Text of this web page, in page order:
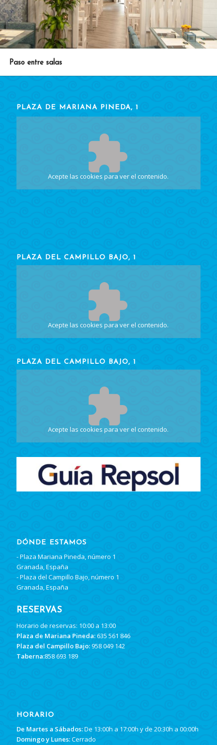
Paso entre salas
PLAZA DE MARIANA PINEDA, 1
Acepte las cookiespara ver el contenido.
PLAZA DEL CAMPILLO BAJO, 1
Acepte las cookiespara ver el contenido.
PLAZA DEL CAMPILLO BAJO, 1
Acepte las cookiespara ver el contenido.
DÓNDE ESTAMOS
- Plaza Mariana Pineda, número 1
Granada, España
- Plaza del Campillo Bajo, número 1
Granada, España
RESERVAS
Horario de reservas: 10:00 a 13:00
Plaza de Mariana Pineda:635 561 846
Plaza del Campillo Bajo:958 049 142
Taberna:858 693 189
HORARIO
De Martes a Sábados:De 13:00h a 17:00h y de 20:30h a 00:00h
Domingo y Lunes:Cerrado